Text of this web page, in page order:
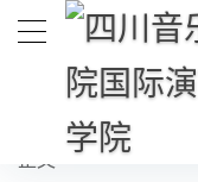
当前位置： 首页 游
正文